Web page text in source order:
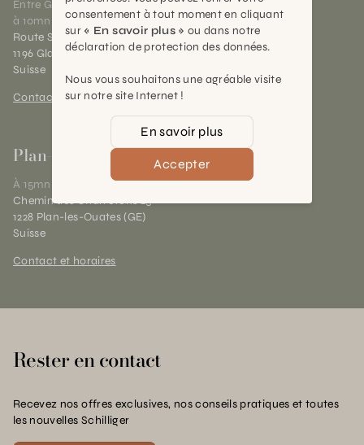
Entre Genève et Lausanne,
à 10mn de Nyon
Route Suisse 40
1196 Gland (VD)
Suisse
Contact et horaires
Plan-les-Ouates
À 15mn du centre de Genève
Chemin des Charrotons 25
1228 Plan-les-Ouates (GE)
Suisse
Contact et horaires
Rester en contact
Recevez nos offres exclusives, nos conseils pratiques et toutes
les nouvelles Schilliger
consentement à tout moment en cliquant
sur « En savoir plus » ou dans notre
déclaration de protection des données.
Nous vous souhaitons une agréable visite
sur notre site Internet !
En savoir plus
Accepter